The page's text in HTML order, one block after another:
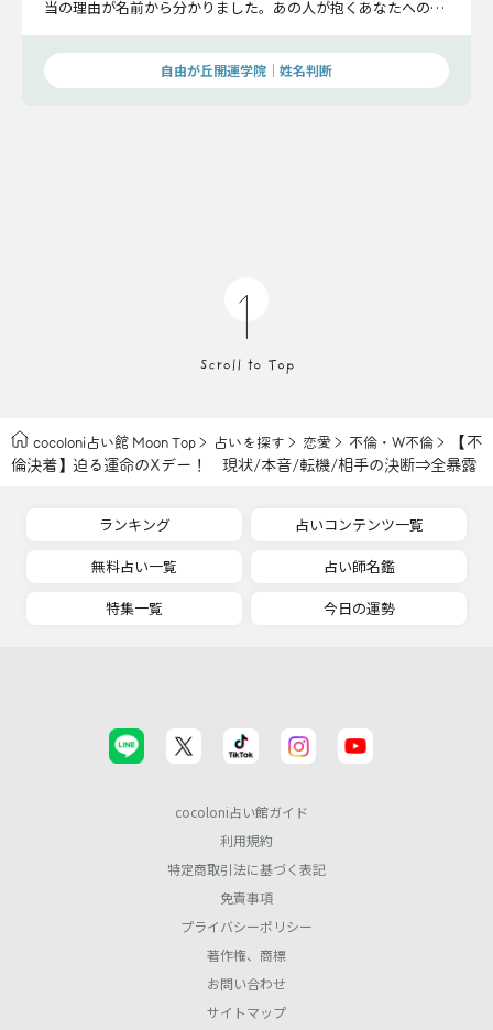
当の理由が名前から分かりました。あの人が抱くあなたへの愛
自由が丘開運学院│姓名判断
cocoloni占い館 Moon Top 占いを探す 恋愛 不倫・W不倫
【不
倫決着】迫る運命のXデー！ 現状/本音/転機/相手の決断⇒全暴露
ランキング
占いコンテンツ一覧
無料占い一覧
占い師名鑑
特集一覧
今日の運勢
cocoloni占い館ガイド
利用規約
特定商取引法に基づく表記
免責事項
プライバシーポリシー
著作権、商標
お問い合わせ
サイトマップ